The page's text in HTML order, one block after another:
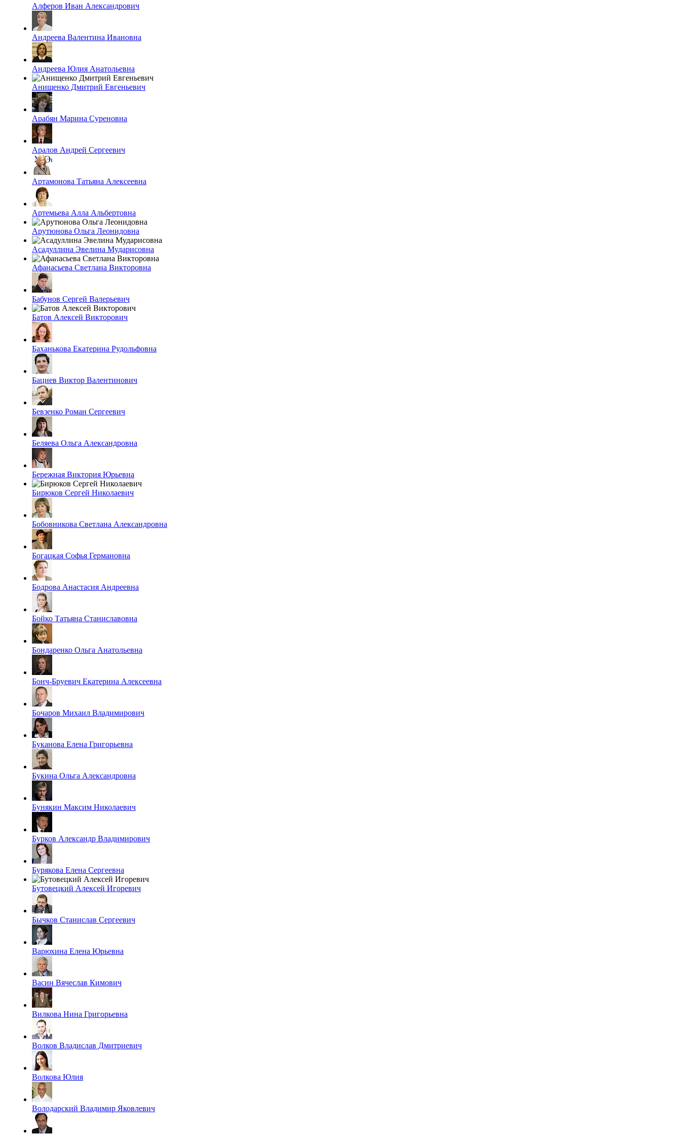
Алферов Иван Александрович
Андреева Валентина Ивановна
Андреева Юлия Анатольевна
Анищенко Дмитрий Евгеньевич
Арабян Марина Суреновна
Аралов Андрей Сергеевич
Артамонова Татьяна Алексеевна
Артемьева Алла Альбертовна
Арутюнова Ольга Леонидовна
Асадуллина Эвелина Мударисовна
Афанасьева Светлана Викторовна
Бабунов Сергей Валерьевич
Батов Алексей Викторович
Баханькова Екатерина Рудольфовна
Бациев Виктор Валентинович
Бевзенко Роман Сергеевич
Беляева Ольга Александровна
Бережная Виктория Юрьевна
Бирюков Сергей Николаевич
Бобовникова Светлана Александровна
Богацкая Софья Германовна
Бодрова Анастасия Андреевна
Бойко Татьяна Станиславовна
Бондаренко Ольга Анатольевна
Бонч-Бруевич Екатерина Алексеевна
Бочаров Михаил Владимирович
Буканова Елена Григорьевна
Букина Ольга Александровна
Бунякин Максим Николаевич
Бурков Александр Владимирович
Бурякова Елена Сергеевна
Бутовецкий Алексей Игоревич
Бычков Станислав Сергеевич
Варюхина Елена Юрьевна
Васин Вячеслав Кимович
Вилкова Нина Григорьевна
Волков Владислав Дмитриевич
Волкова Юлия
Володарский Владимир Яковлевич